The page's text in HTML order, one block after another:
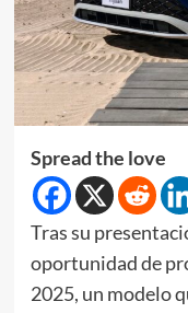
Spread the love
Tras su
oportunidad de
2025, un modelo